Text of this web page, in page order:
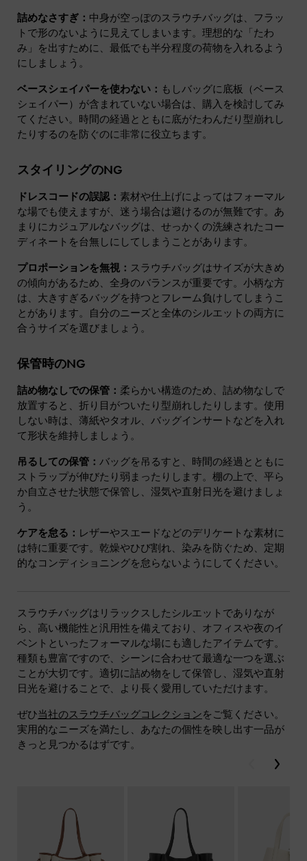
詰めなさすぎ： 中身が空っぽのスラウチバッグは、フラッ
トで形のないように見えてしまいます。理想的な「たわ
み」を出すために、最低でも半分程度の荷物を入れるよう
にしましょう。
ベースシェイパーを使わない： もしバッグに底板（ベース
シェイパー）が含まれていない場合は、購入を検討してみ
てください。時間の経過とともに底がたわんだり型崩れし
たりするのを防ぐのに非常に役立ちます。
スタイリングのNG
ドレスコードの誤認： 素材や仕上げによってはフォーマル
な場でも使えますが、迷う場合は避けるのが無難です。あ
まりにカジュアルなバッグは、せっかくの洗練されたコー
ディネートを台無しにしてしまうことがあります。
プロポーションを無視： スラウチバッグはサイズが大きめ
の傾向があるため、全身のバランスが重要です。小柄な方
は、大きすぎるバッグを持つとフレーム負けしてしまうこ
とがあります。自分のニーズと全体のシルエットの両方に
合うサイズを選びましょう。
保管時のNG
詰め物なしでの保管： 柔らかい構造のため、詰め物なしで
放置すると、折り目がついたり型崩れしたりします。使用
しない時は、薄紙やタオル、バッグインサートなどを入れ
て形状を維持しましょう。
吊るしての保管： バッグを吊るすと、時間の経過とともに
ストラップが伸びたり弱まったりします。棚の上で、平ら
か自立させた状態で保管し、湿気や直射日光を避けましょ
う。
ケアを怠る： レザーやスエードなどのデリケートな素材に
は特に重要です。乾燥やひび割れ、染みを防ぐため、定期
的なコンディショニングを怠らないようにしてください。
スラウチバッグはリラックスしたシルエットでありなが
ら、高い機能性と汎用性を備えており、オフィスや夜のイ
ベントといったフォーマルな場にも適したアイテムです。
種類も豊富ですので、シーンに合わせて最適な一つを選ぶ
ことが大切です。適切に詰め物をして保管し、湿気や直射
日光を避けることで、より長く愛用していただけます。
ぜひ当社のスラウチバッグコレクションをご覧ください。
実用的なニーズを満たし、あなたの個性を映し出す一品が
きっと見つかるはずです。
戻る